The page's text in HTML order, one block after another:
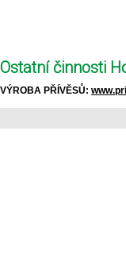
Ostatní činnosti
VÝROBA PŘÍVĚSŮ: